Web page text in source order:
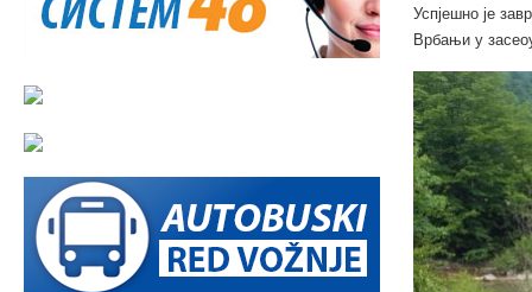
Успјешно је
Врбањи у